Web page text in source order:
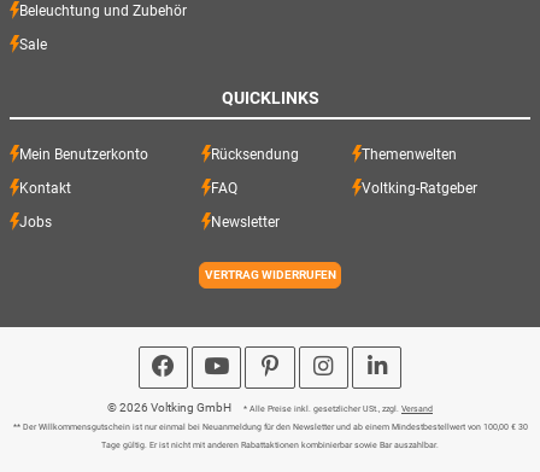
Beleuchtung und Zubehör
Sale
QUICKLINKS
Mein Benutzerkonto Rücksendung Themenwelten
Kontakt FAQ Voltking-Ratgeber
Jobs Newsletter
VERTRAG WIDERRUFEN
© 2026 Voltking GmbH * Alle Preise inkl. gesetzlicher USt., zzgl. Versand
** Der Willkommensgutschein ist nur einmal bei Neuanmeldung für den Newsletter und ab einem Mindestbestellwert von 100,00 € 30
Tage gültig. Er ist nicht mit anderen Rabattaktionen kombinierbar sowie Bar auszahlbar.